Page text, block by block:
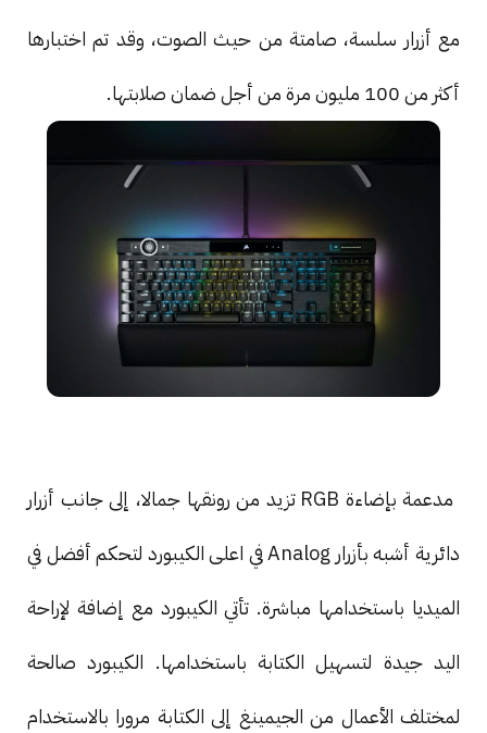
مع أزرار سلسة، صامتة من حيث الصوت، وقد تم اختبارها
أكثر من 100 مليون مرة من أجل ضمان صلابتها.
مدعمة بإضاءة RGB تزيد من رونقها جمالا، إلى جانب أزرار
دائرية أشبه بأزرار Analog في اعلى الكيبورد لتحكم أفضل في
الميديا باستخدامها مباشرة. تأتي الكيبورد مع إضافة لإراحة
اليد جيدة لتسهيل الكتابة باستخدامها. الكيبورد صالحة
لمختلف الأعمال من الجيمينغ إلى الكتابة مرورا بالاستخدام